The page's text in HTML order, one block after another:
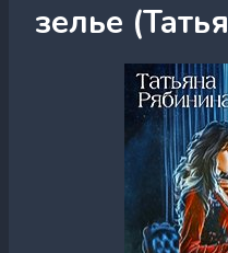
зелье